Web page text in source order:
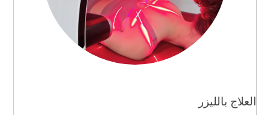
العلاج بالليزر